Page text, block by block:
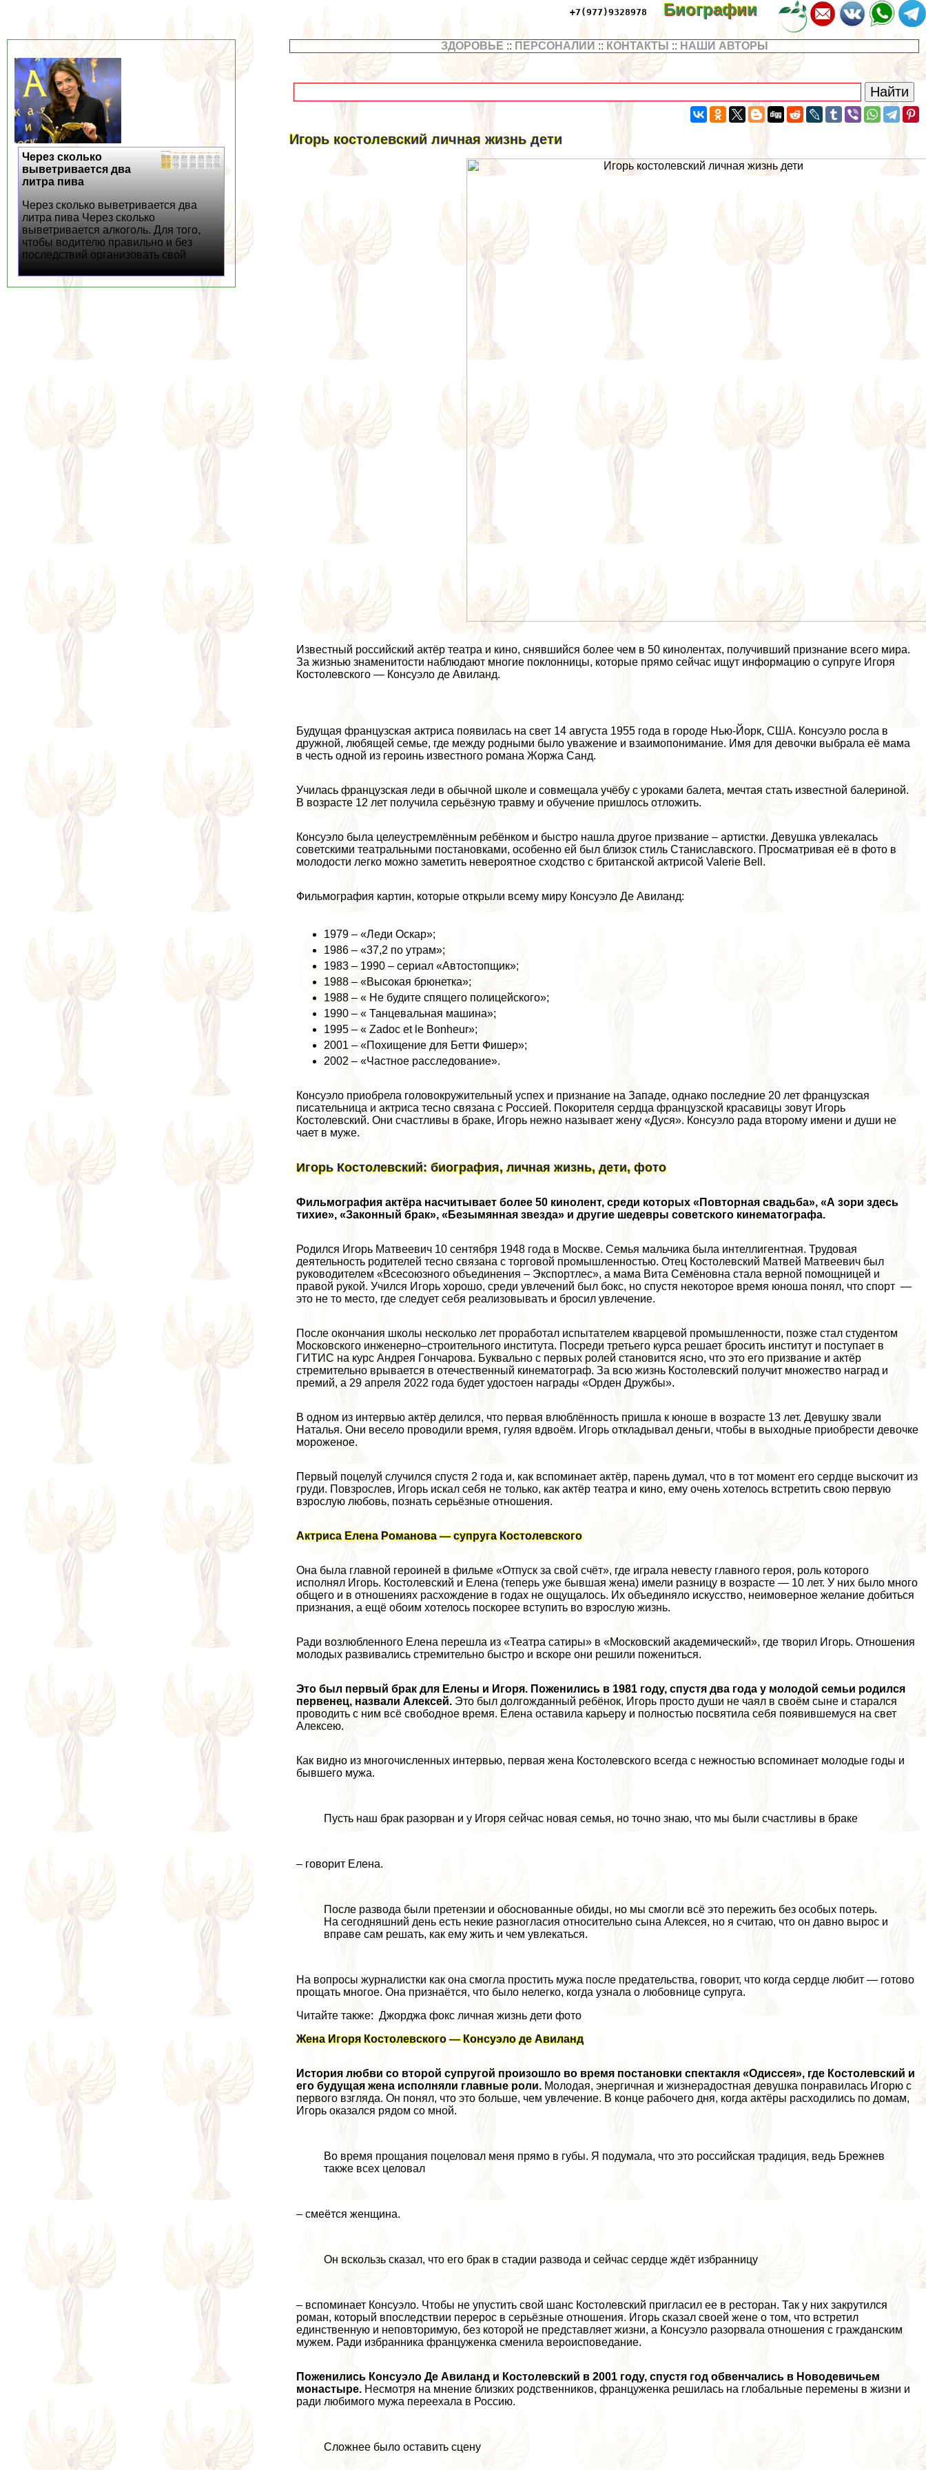
+7(977)9328978 Биографии
ЗДОРОВЬЕ :: ПЕРСОНАЛИИ :: КОНТАКТЫ :: НАШИ АВТОРЫ
Игорь костолевский личная жизнь дети
Известный российский актёр театра и кино, снявшийся более чем в 50 кинолентах, получивший признание всего мира.
За жизнью знаменитости наблюдают многие поклонницы, которые прямо сейчас ищут информацию о супруге Игоря
Костолевского — Консуэло де Авиланд.
Будущая французская актриса появилась на свет 14 августа 1955 года в городе Нью-Йорк, США. Консуэло росла в
дружной, любящей семье, где между родными было уважение и взаимопонимание. Имя для дeвoчки выбрала её мама
в честь одной из героинь известного романа Жоржа Санд.
Училась французская леди в обычной школе и совмещала учёбу с уроками балета, мечтая стать известной балериной.
В возрасте 12 лет получила серьёзную травму и обучение пришлось отложить.
Консуэло была целеустремлённым ребёнком и быстро нашла другое призвание – артистки. Девушка увлекалась
советскими театральными постановками, особенно ей был близок стиль Станиславского. Просматривая её в фото в
молодости легко можно заметить невероятное сходство с британской актрисой Valerie Bell.
Фильмография картин, которые открыли всему миру Консуэло Де Авиланд:
1979 – «Леди Оскар»;
1986 – «37,2 по утрам»;
1983 – 1990 – сериал «Автостопщик»;
1988 – «Высокая брюнетка»;
1988 – « Не будите спящего полицейского»;
1990 – « Танцевальная машина»;
1995 – « Zadoc et le Bonheur»;
2001 – «Похищение для Бетти Фишер»;
2002 – «Частное расследование».
Консуэло приобрела головокружительный успех и признание на Западе, однако последние 20 лет французская
писательница и актриса тесно связана с Россией. Покорителя сердца французской красавицы зовут Игорь
Костолевский. Они счастливы в бpaке, Игорь нежно называет жену «Дуся». Консуэло рада второму имени и души не
чает в муже.
Игорь Костолевский: биография, личная жизнь, дети, фото
Фильмография актёра насчитывает более 50 кинолент, среди которых «Повторная свадьба», «А зори здесь
тихие», «Законный бpaк», «Безымянная звезда» и другие шедевры советского кинематографа.
Родился Игорь Матвеевич 10 сентября 1948 года в Москве. Семья мальчика была интеллигентная. Трудовая
деятельность родителей тесно связана с торговой промышленностью. Отец Костолевский Матвей Матвеевич был
руководителем «Всесоюзного объединения – Экспортлес», а мама Вита Семёновна стала верной помощницей и
правой рукой. Учился Игорь хорошо, среди увлечений был бокс, но спустя некоторое время юноша понял, что спорт —
это не то место, где следует себя реализовывать и бросил увлечение.
После окончания школы несколько лет проработал испытателем кварцевой промышленности, позже стал студентом
Московского инженерно–строительного института. Посреди третьего курса решает бросить институт и поступает в
ГИТИС на курс Андрея Гончарова. Буквально с первых ролей становится ясно, что это его призвание и актёр
стремительно врывается в отечественный кинематограф. За всю жизнь Костолевский получит множество наград и
премий, а 29 апреля 2022 года будет удостоен награды «Орден Дружбы».
В одном из интервью актёр делился, что первая влюблённость пришла к юноше в возрасте 13 лет. Девушку звали
Наталья. Они весело проводили время, гуляя вдвоём. Игорь откладывал деньги, чтобы в выходные приобрести дeвoчке
мороженое.
Первый поцелуй случился спустя 2 года и, как вспоминает актёр, парень думал, что в тот момент его сердце выскочит из
гpyди. Повзрослев, Игорь искал себя не только, как актёр театра и кино, ему очень хотелось встретить свою первую
взрослую любовь, познать серьёзные отношения.
Актриса Елена Романова — супруга Костолевского
Она была главной героиней в фильме «Отпуск за свой счёт», где играла невесту главного героя, роль которого
исполнял Игорь. Костолевский и Елена (теперь уже бывшая жена) имели разницу в возрасте — 10 лет. У них было много
общего и в отношениях расхождение в годах не ощущалось. Их объединяло искусство, неимоверное желание добиться
признания, а ещё обоим хотелось поскорее вступить во взрослую жизнь.
Ради возлюбленного Елена перешла из «Театра сатиры» в «Московский академический», где творил Игорь. Отношения
молодых развивались стремительно быстро и вскоре они решили пожениться.
Это был первый бpaк для Елены и Игоря. Поженились в 1981 году, спустя два года у молодой семьи родился
первенец, назвали Алексей. Это был долгожданный ребёнок, Игорь просто души не чаял в своём сыне и старался
проводить с ним всё свободное время. Елена оставила карьеру и полностью посвятила себя появившемуся на свет
Алексею.
Как видно из многочисленных интервью, первая жена Костолевского всегда с нежностью вспоминает молодые годы и
бывшего мужа.
Пусть наш бpaк разорван и у Игоря сейчас новая семья, но точно знаю, что мы были счастливы в бpaке
– говорит Елена.
После развода были претензии и обоснованные обиды, но мы смогли всё это пережить без особых потерь.
На сегодняшний день есть некие разногласия относительно сына Алексея, но я считаю, что он давно вырос и
вправе сам решать, как ему жить и чем увлекаться.
На вопросы журналистки как она смогла простить мужа после предательства, говорит, что когда сердце любит — готово
прощать многое. Она признаётся, что было нелегко, когда узнала о любовнице супруга.
Читайте также: Джорджа фокс личная жизнь дети фото
Жена Игоря Костолевского — Консуэло де Авиланд
История любви со второй супругой произошло во время постановки спектакля «Одиссея», где Костолевский и
его будущая жена исполняли главные роли. Молодая, энергичная и жизнерадостная дeвyшка понравилась Игорю с
первого взгляда. Он понял, что это больше, чем увлечение. В конце рабочего дня, когда актёры расходились по домам,
Игорь оказался рядом со мной.
Во время прощания поцеловал меня прямо в губы. Я подумала, что это российская традиция, ведь Брежнев
также всех целовал
– смеётся женщина.
Он вскользь сказал, что его бpaк в стадии развода и сейчас сердце ждёт избранницу
– вспоминает Консуэло. Чтобы не упустить свой шанс Костолевский пригласил ее в ресторан. Так у них закрутился
роман, который впоследствии перерос в серьёзные отношения. Игорь сказал своей жене о том, что встретил
единственную и неповторимую, без которой не представляет жизни, а Консуэло разорвала отношения с гражданским
мужем. Ради избранника француженка сменила вероисповедание.
Поженились Консуэло Де Авиланд и Костолевский в 2001 году, спустя год обвенчались в Новодевичьем
монастыре. Несмотря на мнение близких родственников, француженка решилась на глобальные перемены в жизни и
ради любимого мужа переехала в Россию.
Сложнее было оставить сцену
Через сколько
выветривается два
литра пива
Через сколько выветривается два
литра пива Через сколько
выветривается алкоголь. Для того,
чтобы водителю правильно и без
последствий организовать свой